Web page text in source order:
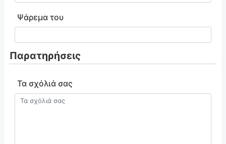
Ψάρεμα του
Παρατηρήσεις
Τα σχόλιά σας